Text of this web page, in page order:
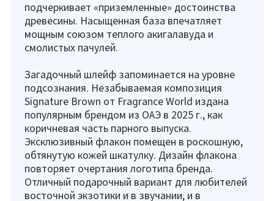
подчеркивает «приземленные» достоинства
древесины. Насыщенная база впечатляет
мощным союзом теплого акигалавуда и
смолистых пачулей.
Загадочный шлейф запоминается на уровне
подсознания. Незабываемая композиция
Signature Brown от Fragrance World издана
популярным брендом из ОАЭ в 2025 г., как
коричневая часть парного выпуска.
Эксклюзивный флакон помещен в роскошную,
обтянутую кожей шкатулку. Дизайн флакона
повторяет очертания логотипа бренда.
Отличный подарочный вариант для любителей
восточной экзотики и в звучании, и в